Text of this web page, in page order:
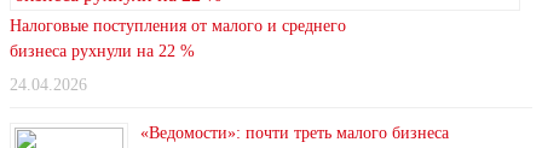
Налоговые поступления от малого и среднего
бизнеса рухнули на 22 %
24.04.2026
«Ведомости»: почти треть малого бизнеса